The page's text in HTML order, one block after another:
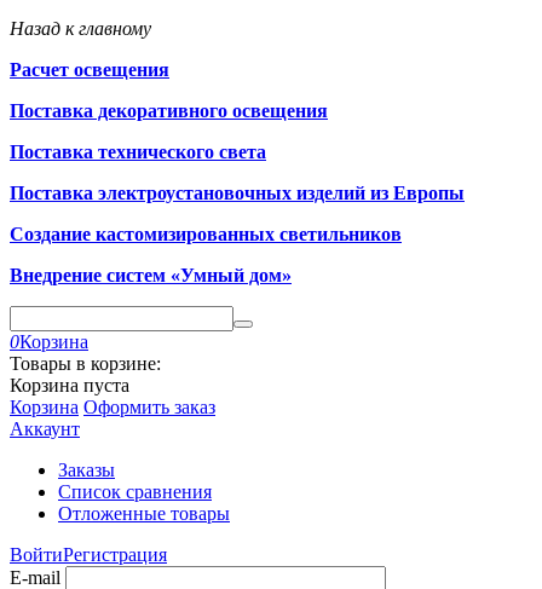
Назад к главному
Расчет освещения
Поставка декоративного освещения
Поставка технического света
Поставка электроустановочных изделий из Европы
Создание кастомизированных светильников
Внедрение систем «Умный дом»
0Корзина
Товары в корзине:
Корзина пуста
Корзина Оформить заказ
Аккаунт
Заказы
Список сравнения
Отложенные товары
ВойтиРегистрация
E-mail